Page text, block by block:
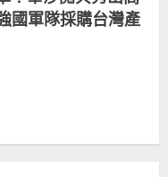
國軍隊採購台灣產